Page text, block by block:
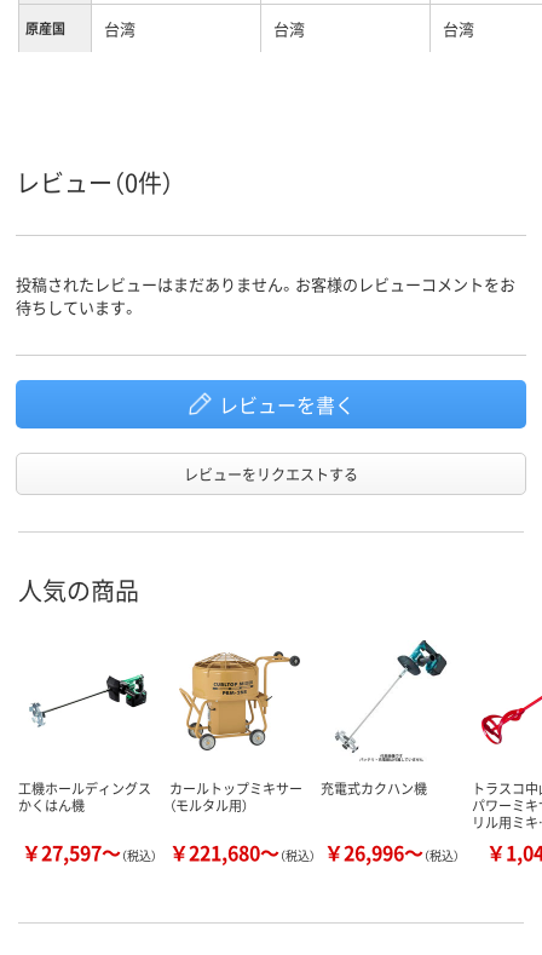
原産国 台湾 台湾 台湾
レビュー（0件）
投稿されたレビューはまだありません。お客様のレビューコメントをお
待ちしています。
レビューを書く
レビューをリクエストする
人気の商品
工機ホールディングス
かくはん機
￥27,597～（税込）
カールトップミキサー
（モルタル用）
￥221,680～（税込）
充電式カクハン機
￥26,996～（税込）
トラスコ
パワーミ
リル用ミ
￥